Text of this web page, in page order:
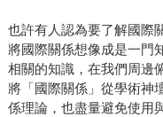
也許有人認為要了解國際
將國際關係想像成是一門
相關的知識，在我們周邊
將「國際關係」從學術神
係理論，也盡量避免使用